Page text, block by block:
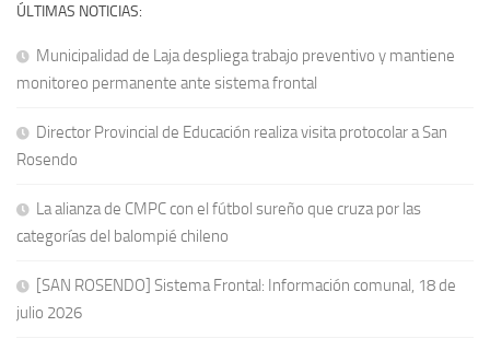
ÚLTIMAS NOTICIAS:
Municipalidad de Laja despliega trabajo preventivo y mantiene
monitoreo permanente ante sistema frontal
Director Provincial de Educación realiza visita protocolar a San
Rosendo
La alianza de CMPC con el fútbol sureño que cruza por las
categorías del balompié chileno
[SAN ROSENDO] Sistema Frontal: Información comunal, 18 de
julio 2026